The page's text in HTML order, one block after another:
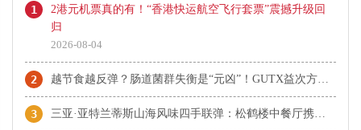
1
2港元机票真的有！“香港快运航空飞行套票”震撼升级回
归
2026-08-04
2
3